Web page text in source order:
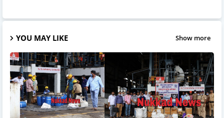
YOU MAY LIKE Show more